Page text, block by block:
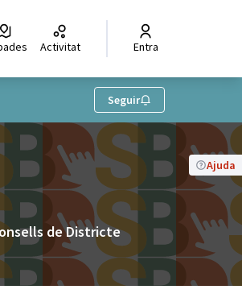
Activitat Entra
Seguir
Ajuda
de Districte